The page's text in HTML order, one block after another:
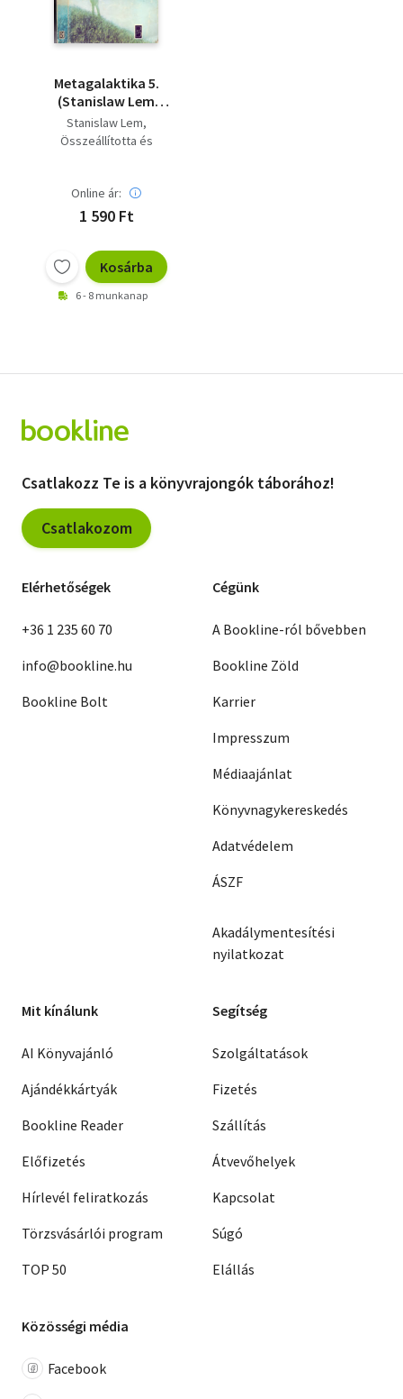
Vallás
Metagalaktika 5.
(Stanislaw Lem
regényei és
elbeszélései)
Stanislaw Lem
Összeállította és
Online ár:
1 590 Ft
Kosárba
6 - 8 munkanap
Csatlakozz Te is a könyvrajongók táborához!
Csatlakozom
Elérhetőségek
+36 1 235 60 70
info@bookline.hu
Bookline Bolt
Cégünk
A Bookline-ról bővebben
Bookline Zöld
Karrier
Impresszum
Médiaajánlat
Könyvnagykereskedés
Adatvédelem
ÁSZF
Akadálymentesítési
nyilatkozat
Mit kínálunk
AI Könyvajánló
Ajándékkártyák
Bookline Reader
Előfizetés
Hírlevél feliratkozás
Törzsvásárlói program
TOP 50
Segítség
Szolgáltatások
Fizetés
Szállítás
Átvevőhelyek
Kapcsolat
Súgó
Elállás
Közösségi média
Facebook